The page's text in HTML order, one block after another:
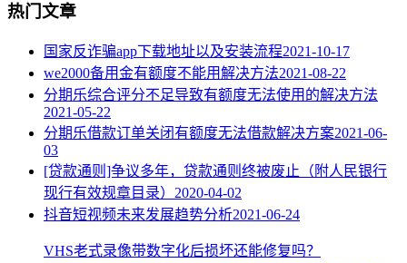
热门文章
国家反诈骗app下载地址以及安装流程2021-10-17
we2000备用金有额度不能用解决方法2021-08-22
分期乐综合评分不足导致有额度无法使用的解决方法
2021-05-22
分期乐借款订单关闭有额度无法借款解决方案2021-06-
03
[贷款通则]争议多年，贷款通则终被废止（附人民银行
现行有效规章目录） 2020-04-02
抖音短视频未来发展趋势分析2021-06-24
VHS老式录像带数字化后损坏还能修复吗？